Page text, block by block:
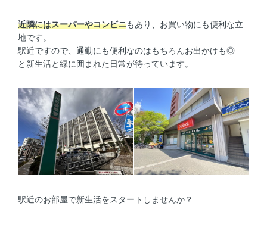
近隣にはスーパーやコンビニもあり、お買い物にも便利な立
地です。
駅近ですので、通勤にも便利なのはもちろんお出かけも◎
と新生活と緑に囲まれた日常が待っています。
駅近のお部屋で新生活をスタートしませんか？